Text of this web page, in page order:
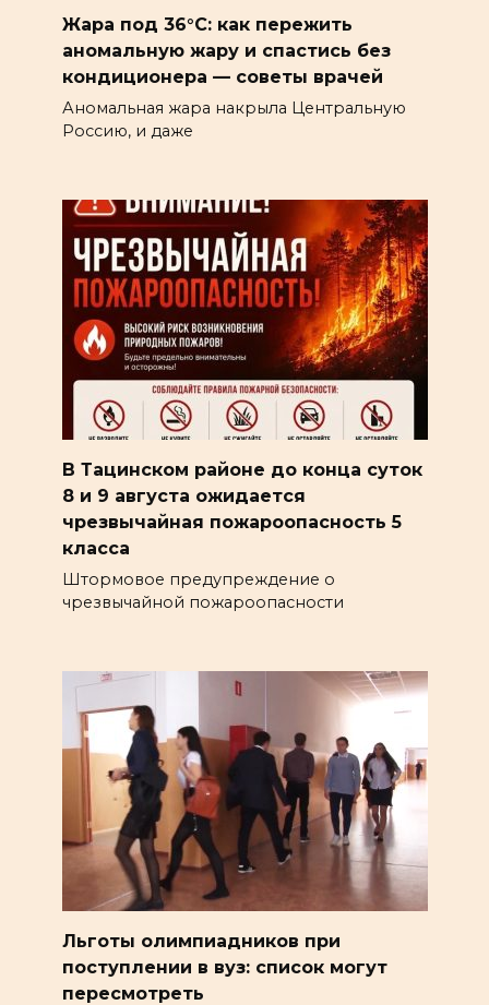
Жара под 36°C: как пережить
аномальную жару и спастись без
кондиционера — советы врачей
Аномальная жара накрыла Центральную
Россию, и даже
В Тацинском районе до конца суток
8 и 9 августа ожидается
чрезвычайная пожароопасность 5
класса
Штормовое предупреждение о
чрезвычайной пожароопасности
Льготы олимпиадников при
поступлении в вуз: список могут
пересмотреть